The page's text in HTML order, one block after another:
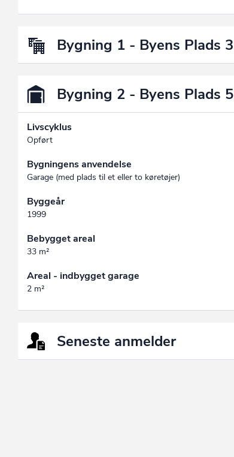
Bygning 1 - Byens Plads 3
Bygning 2 - Byens Plads 5
Livscyklus
Opført
Bygningens anvendelse
Garage (med plads til et eller to køretøjer)
Byggeår
1999
Bebygget areal
33 m²
Areal - indbygget garage
2 m²
Seneste anmelder